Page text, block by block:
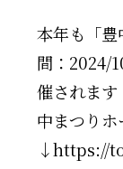
本年も「
間：2024/
催されま
中まつり
↓https://